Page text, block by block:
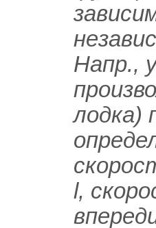
Напр.,
лодка)
l,